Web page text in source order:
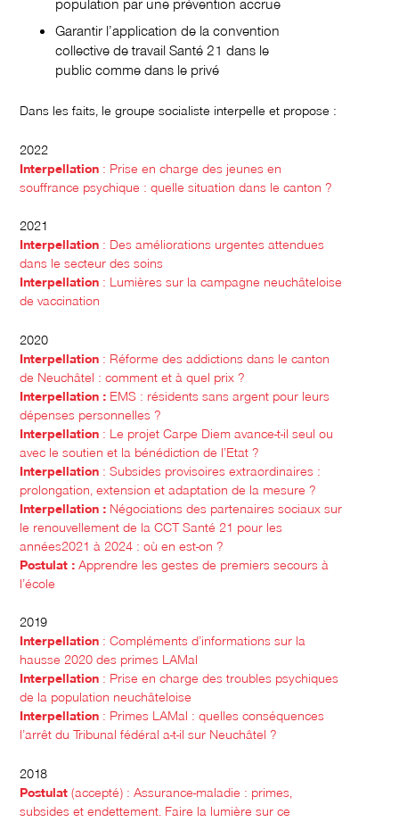
population par une prévention accrue
Garantir l’application de la convention
collective de travail Santé 21 dans le
public comme dans le privé
Dans les faits, le groupe socialiste interpelle et propose :
2022
Interpellation : Prise en charge des jeunes en
souffrance psychique : quelle situation dans le canton ?
2021
Interpellation : Des améliorations urgentes attendues
dans le secteur des soins
Interpellation : Lumières sur la campagne neuchâteloise
de vaccination
2020
Interpellation : Réforme des addictions dans le canton
de Neuchâtel : comment et à quel prix ?
Interpellation : EMS : résidents sans argent pour leurs
dépenses personnelles ?
Interpellation : Le projet Carpe Diem avance-t-il seul ou
avec le soutien et la bénédiction de l’Etat ?
Interpellation : Subsides provisoires extraordinaires :
prolongation, extension et adaptation de la mesure ?
Interpellation : Négociations des partenaires sociaux sur
le renouvellement de la CCT Santé 21 pour les
années2021 à 2024 : où en est-on ?
Postulat : Apprendre les gestes de premiers secours à
l’école
2019
Interpellation : Compléments d’informations sur la
hausse 2020 des primes LAMal
Interpellation : Prise en charge des troubles psychiques
de la population neuchâteloise
Interpellation : Primes LAMal : quelles conséquences
l’arrêt du Tribunal fédéral a-t-il sur Neuchâtel ?
2018
Postulat(accepté) : Assurance-maladie : primes,
subsides et endettement. Faire la lumière sur ce